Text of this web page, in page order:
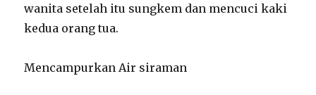
wanita setelah itu sungkem dan mencuci kaki
kedua orang tua.
Mencampurkan Air siraman